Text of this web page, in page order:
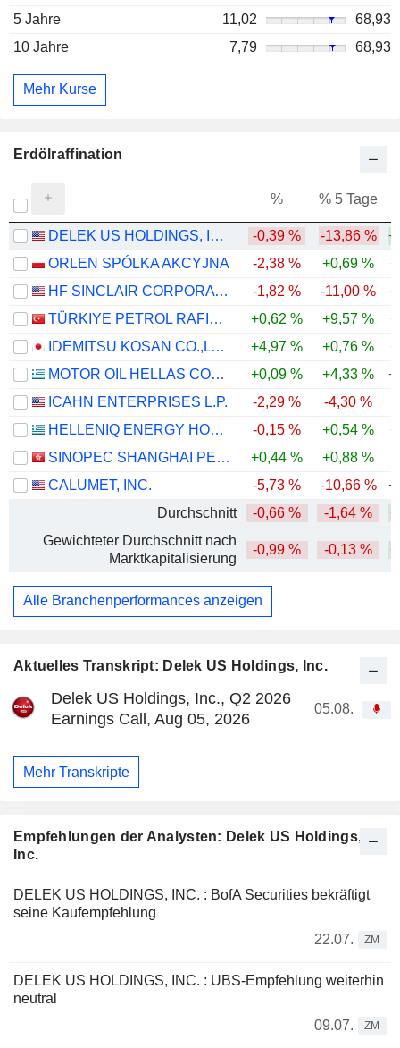
Aktuelles Transkript: Delek US Holdings, Inc.
Delek US Holdings, Inc., Q2 2026
Earnings Call, Aug 05, 2026
05.08.
Mehr Transkripte
Empfehlungen der Analysten: Delek US Holdings,
Inc.
DELEK US HOLDINGS, INC. : BofA Securities bekräftigt
seine Kaufempfehlung
22.07.
ZM
DELEK US HOLDINGS, INC. : UBS-Empfehlung weiterhin
neutral
09.07.
ZM
5 Jahre
11,02
68,93
10 Jahre
7,79 68,93
Mehr Kurse
Erdölraffination
% % 5 Tage
DELEK US HOLDINGS, INC. -0,39 % -13,86 %
ORLEN SPÓLKA AKCYJNA
-2,38 % +0,69 %
HF SINCLAIR CORPORATION
-1,82 % -11,00 %
TÜRKIYE PETROL RAFINERILERI
+0,62 % +9,57 %
IDEMITSU KOSAN CO.,LTD.
+4,97 % +0,76 %
MOTOR OIL HELLAS CORINTH REFINERIES S.A.
+0,09 % +4,33 %
ICAHN ENTERPRISES L.P.
-2,29 % -4,30 %
HELLENIQ ENERGY HOLDINGS S.A.
-0,15 % +0,54 %
SINOPEC SHANGHAI PETROCHEMICAL COMPANY LIMITED
+0,44 % +0,88 %
CALUMET, INC.
-5,73 % -10,66 %
Durchschnitt
-0,66 % -1,64 %
Gewichteter Durchschnitt nach
Marktkapitalisierung
-0,99 % -0,13 %
Alle Branchenperformances anzeigen